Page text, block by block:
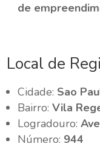
de
Local de
Cidade: Sao
Bairro:Vila
Logradouro:
Número: 944